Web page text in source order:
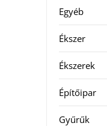
Egyéb
Ékszer
Ékszerek
Építőipar
Gyűrűk